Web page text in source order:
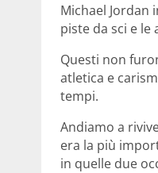
Michael Jordan
piste da sci e
Questi non
atletica e
tempi.
Andiamo a
era la più
in quelle due